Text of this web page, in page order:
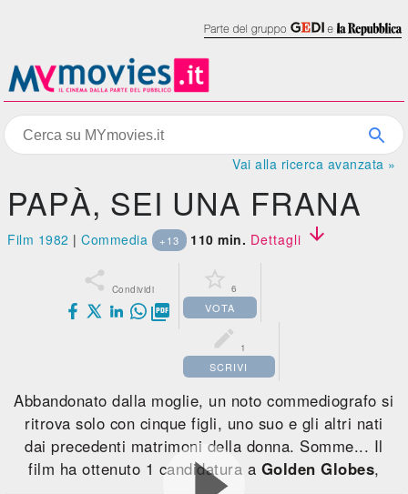
Vai alla ricerca avanzata »
PAPÀ, SEI UNA FRANA
Film 1982 |Commedia +13 110 min. Dettagli 
 Condividi

 6
VOTA
 1
SCRIVI
Abbandonato dalla moglie, un noto commediografo si
ritrova solo con cinque figli, uno suo e gli altri nati
dai precedenti matrimoni della donna. Somme... Il
film ha ottenuto 1 candidatura a Golden Globes,